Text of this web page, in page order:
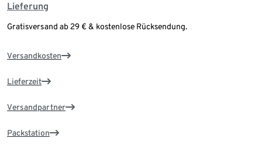
Lieferung
Gratisversand ab 29 € & kostenlose Rücksendung.
Versandkosten
Lieferzeit
Versandpartner
Packstation